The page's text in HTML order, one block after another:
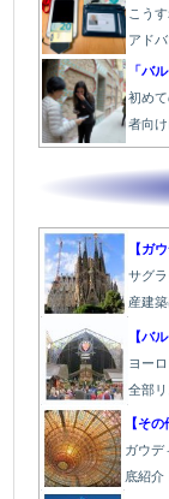
こう
アドバ
「バ
初め
者向け
【ガ
サグ
産建築
【バ
ヨー
全部リ
【そ
ガウデ
底紹介